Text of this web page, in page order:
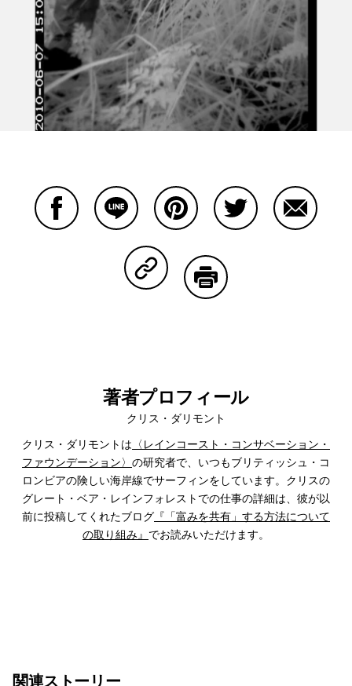
Copy Linkで共有する
著者プロフィール
クリス・ダリモント
クリス・ダリモントは 〈レインコースト・コンサベーション・
ファウンデーション〉 の研究者で、いつもブリティッシュ・コ
ロンビアの険しい海岸線でサーフィンをしています。クリスの
グレート・ベア・レインフォレストでの仕事の詳細は、彼が以
前に投稿してくれたブログ 『「富みを共有」する方法について
の取り組み』 でお読みいただけます。
関連ストーリー